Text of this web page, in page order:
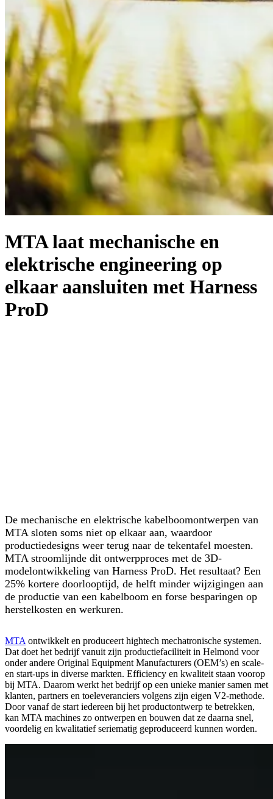
MTA laat mechanische en
elektrische engineering op
elkaar aansluiten met Harness
ProD
De mechanische en elektrische kabelboomontwerpen van
MTA sloten soms niet op elkaar aan, waardoor
productiedesigns weer terug naar de tekentafel moesten.
MTA stroomlijnde dit ontwerpproces met de 3D-
modelontwikkeling van Harness ProD. Het resultaat? Een
25% kortere doorlooptijd, de helft minder wijzigingen aan
de productie van een kabelboom en forse besparingen op
herstelkosten en werkuren.
MTA ontwikkelt en produceert hightech mechatronische systemen.
Dat doet het bedrijf vanuit zijn productiefaciliteit in Helmond voor
onder andere Original Equipment Manufacturers (OEM’s) en scale-
en start-ups in diverse markten. Efficiency en kwaliteit staan voorop
bij MTA. Daarom werkt het bedrijf op een unieke manier samen met
klanten, partners en toeleveranciers volgens zijn eigen V2-methode.
Door vanaf de start iedereen bij het productontwerp te betrekken,
kan MTA machines zo ontwerpen en bouwen dat ze daarna snel,
voordelig en kwalitatief seriematig geproduceerd kunnen worden.